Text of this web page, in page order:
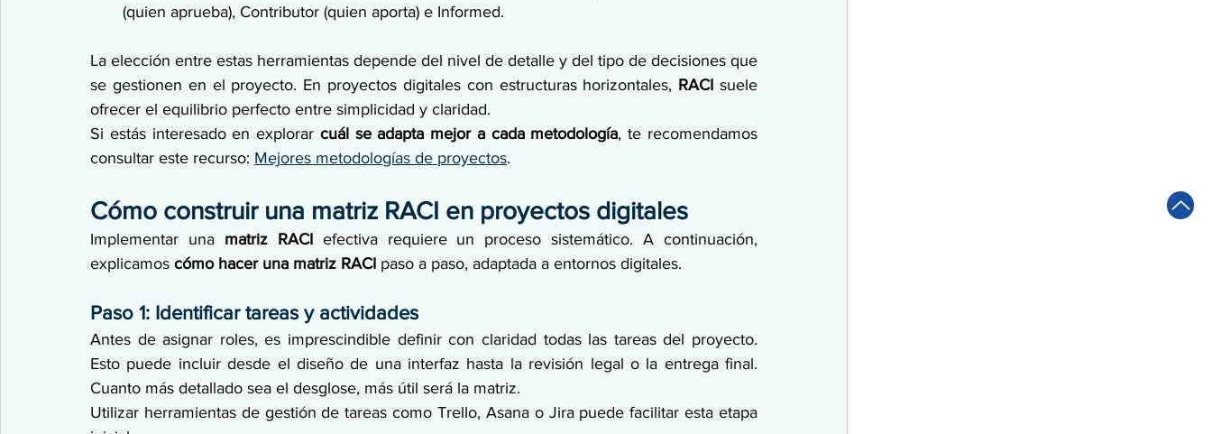
(quien aprueba), Contributor (quien aporta) e Informed.
La elección entre estas herramientas depende del nivel de detalle y del tipo de decisiones que
se gestionen en el proyecto. En proyectos digitales con estructuras horizontales, RACI suele
ofrecer el equilibrio perfecto entre simplicidad y claridad.
Si estás interesado en explorar cuál se adapta mejor a cada metodología, te recomendamos
consultar este recurso: Mejores metodologías de proyectos.
Cómo construir una matriz RACI en proyectos digitales
Implementar una matriz RACI efectiva requiere un proceso sistemático. A continuación,
explicamos cómo hacer una matriz RACI paso a paso, adaptada a entornos digitales.
Paso 1: Identificar tareas y actividades
Antes de asignar roles, es imprescindible definir con claridad todas las tareas del proyecto.
Esto puede incluir desde el diseño de una interfaz hasta la revisión legal o la entrega final.
Cuanto más detallado sea el desglose, más útil será la matriz.
Utilizar herramientas de gestión de tareas como Trello, Asana o Jira puede facilitar esta etapa